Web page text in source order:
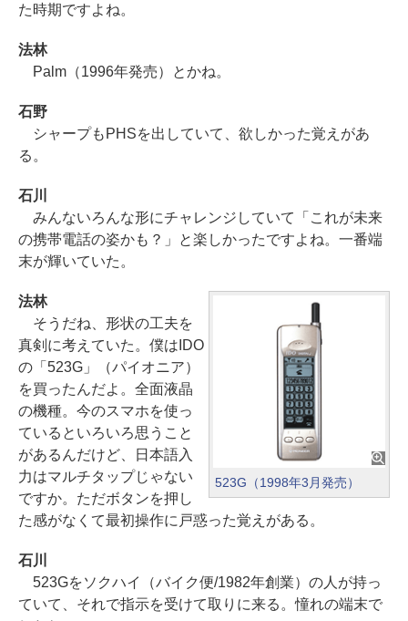
た時期ですよね。
法林
Palm（1996年発売）とかね。
石野
シャープもPHSを出していて、欲しかった覚えがあ
る。
石川
みんないろんな形にチャレンジしていて「これが未来
の携帯電話の姿かも？」と楽しかったですよね。一番端
末が輝いていた。
523G（1998年3月発売）
法林
そうだね、形状の工夫を
真剣に考えていた。僕はIDO
の「523G」（パイオニア）
を買ったんだよ。全面液晶
の機種。今のスマホを使っ
ているといろいろ思うこと
があるんだけど、日本語入
力はマルチタップじゃない
ですか。ただボタンを押し
た感がなくて最初操作に戸惑った覚えがある。
石川
523Gをソクハイ（バイク便/1982年創業）の人が持っ
ていて、それで指示を受けて取りに来る。憧れの端末で